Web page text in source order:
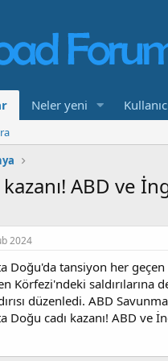
Neler yeni
ABD ve
2024
Doğu'da tansiyon her geçen
Körfezi'ndeki
düzenledi. ABD
Doğu cadı kazanı! ABD ve